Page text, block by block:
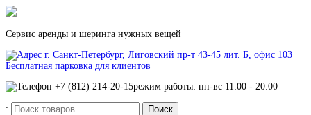
Сервис аренды и шеринга нужных вещей
г. Санкт-Петербург, Лиговский пр-т 43-45 лит. Б, офис 103
Бесплатная парковка для клиентов
+7 (812) 214-20-15режим работы: пн-вс 11:00 - 20:00
: